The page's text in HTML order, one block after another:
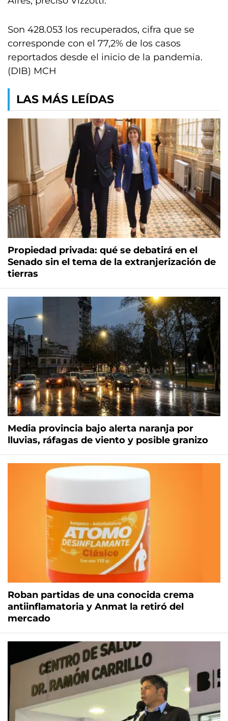
Son 428.053 los recuperados, cifra que se
corresponde con el 77,2% de los casos
reportados desde el inicio de la pandemia.
(DIB) MCH
LAS MÁS LEÍDAS
Propiedad privada: qué se debatirá en el
Senado sin el tema de la extranjerización de
tierras
Media provincia bajo alerta naranja por
lluvias, ráfagas de viento y posible granizo
Roban partidas de una conocida crema
antiinflamatoria y Anmat la retiró del
mercado